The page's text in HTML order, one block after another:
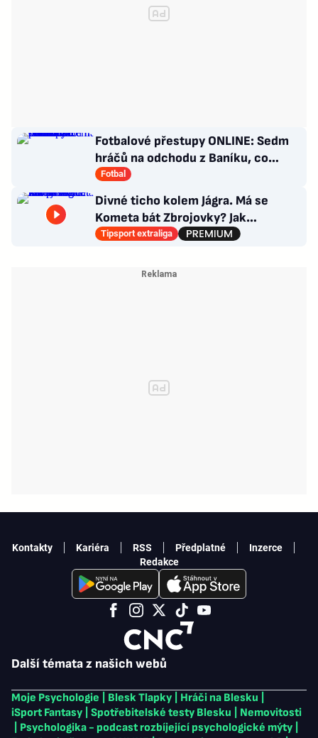
Fotbalové přestupy ONLINE: Sedm
hráčů na odchodu z Baníku, co
situace kolem Nombila?
Fotbal
Divné ticho kolem Jágra. Má se
Kometa bát Zbrojovky? Jak
poskládat Pardubice
Tipsport extraliga
Další témata z našich webů
Moje Psychologie Blesk Tlapky Hráči na Blesku
iSport Fantasy
Spotřebitelské testy Blesku
Nemovitosti
Psychologika - podcast rozbíjející psychologické mýty
Kontakty Kariéra RSS Předplatné
Inzerce
Redakce